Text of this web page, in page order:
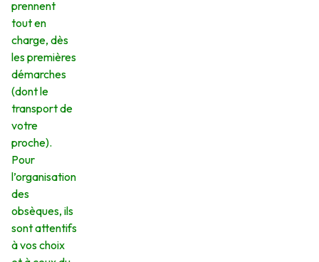
prennent
tout en
charge, dès
les premières
démarches
(dont le
transport de
votre
proche).
Pour
l’organisation
des
obsèques, ils
sont attentifs
à vos choix